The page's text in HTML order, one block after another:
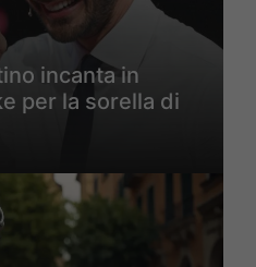
incanta in
per la sorella di